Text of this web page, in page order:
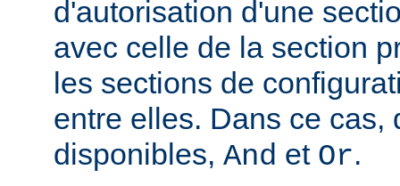
d'autorisation d'une
avec celle de la section
les sections de
entre elles. Dans ce cas,
disponibles, And et Or.